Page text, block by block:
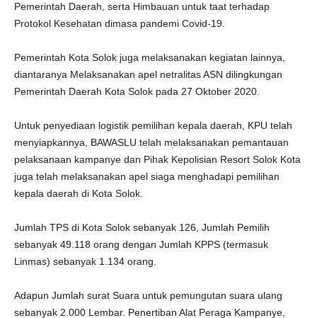
Pemerintah Daerah, serta Himbauan untuk taat terhadap
Protokol Kesehatan dimasa pandemi Covid-19.
Pemerintah Kota Solok juga melaksanakan kegiatan lainnya,
diantaranya Melaksanakan apel netralitas ASN dilingkungan
Pemerintah Daerah Kota Solok pada 27 Oktober 2020.
Untuk penyediaan logistik pemilihan kepala daerah, KPU telah
menyiapkannya, BAWASLU telah melaksanakan pemantauan
pelaksanaan kampanye dan Pihak Kepolisian Resort Solok Kota
juga telah melaksanakan apel siaga menghadapi pemilihan
kepala daerah di Kota Solok.
Jumlah TPS di Kota Solok sebanyak 126, Jumlah Pemilih
sebanyak 49.118 orang dengan Jumlah KPPS (termasuk
Linmas) sebanyak 1.134 orang.
Adapun Jumlah surat Suara untuk pemungutan suara ulang
sebanyak 2.000 Lembar. Penertiban Alat Peraga Kampanye,